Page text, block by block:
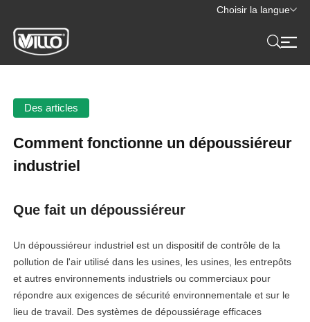
Choisir la langue
Des articles
Comment fonctionne un dépoussiéreur
industriel
Que fait un dépoussiéreur
Un dépoussiéreur industriel est un dispositif de contrôle de la
pollution de l'air utilisé dans les usines, les usines, les entrepôts
et autres environnements industriels ou commerciaux pour
répondre aux exigences de sécurité environnementale et sur le
lieu de travail. Des systèmes de dépoussiérage efficaces